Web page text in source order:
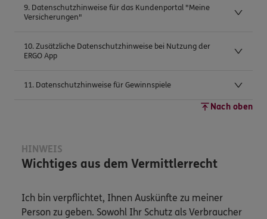
9. Datenschutzhinweise für das Kundenportal "Meine
Versicherungen"
10. Zusätzliche Datenschutzhinweise bei Nutzung der
ERGO App
11. Datenschutzhinweise für Gewinnspiele
Nach oben
HINWEIS
Wichtiges aus dem Vermittlerrecht
Ich bin verpflichtet, Ihnen Auskünfte zu meiner
Person zu geben. Sowohl Ihr Schutz als Verbraucher